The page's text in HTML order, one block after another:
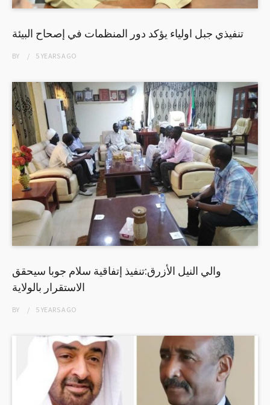
تنفيذي جبل اولياء يؤكد دور المنظمات في إصحاح البيئة
BY 5 YEARSAGO
والي النيل الأزرق:تنفيذ إتفاقية سلام جوبا سيحقق
الاستقرار بالولاية
BY 5 YEARSAGO